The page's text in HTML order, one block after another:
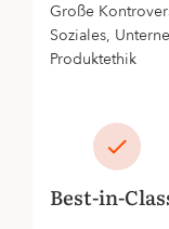
Große
Soziales,
Produktethik
Best-in-